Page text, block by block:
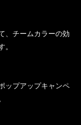
、チームカラーの効
ップアップキャンペ